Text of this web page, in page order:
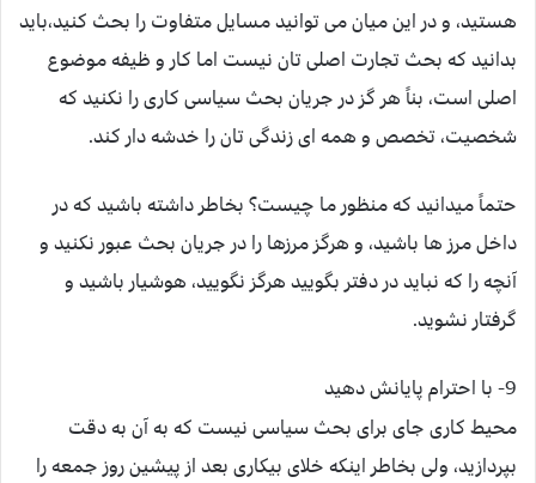
هستید، و در این میان می توانید مسایل متفاوت را بحث کنید،باید
بدانید که بحث تجارت اصلی تان نیست اما کار و ظیفه موضوع
اصلی است، بناً هر گز در جریان بحث سیاسی کاری را نکنید که
شخصیت، تخصص و همه ای زندگی تان را خدشه دار کند.
حتماً میدانید که منظور ما چیست؟ بخاطر داشته باشید که در
داخل مرز ها باشید، و هرگز مرزها را در جریان بحث عبور نکنید و
آنچه را که نباید در دفتر بگویید هرگز نگویید، هوشیار باشید و
گرفتار نشوید.
9- با احترام پایانش دهید
محیط کاری جای برای بحث سیاسی نیست که به آن به دقت
بپردازید، ولی بخاطر اینکه خلای بیکاری بعد از پیشین روز جمعه را